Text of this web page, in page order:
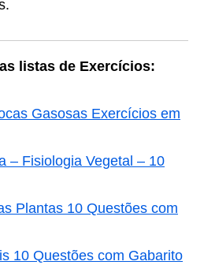
listas de Exercícios:
Gasosas Exercícios em
– Fisiologia Vegetal – 10
Plantas 10 Questões com
10 Questões com Gabarito